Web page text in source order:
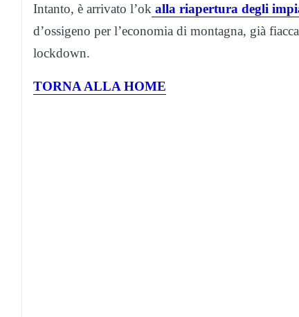
Intanto, è arrivato l’ok alla riapertura degli
d’ossigeno per l’economia di montagna, già
lockdown.
TORNA ALLA HOME